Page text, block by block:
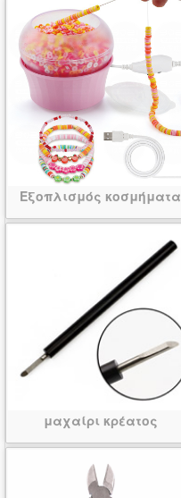
Εξοπλισμός κοσμήματα
μαχαίρι κρέατος